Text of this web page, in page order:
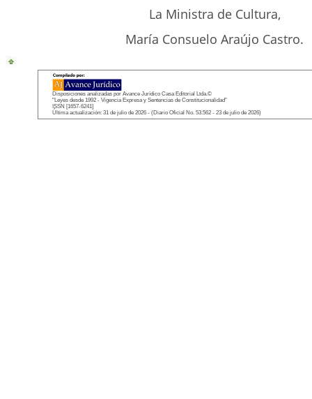
La Ministra de Cultura,
María Consuelo Araújo Castro.
Disposiciones analizadas por Avance Jurídico Casa Editorial Ltda.©
"Leyes desde 1992 - Vigencia Expresa y Sentencias de Constitucionalidad"
ISSN [1657-6241]
Última actualización: 31 de julio de 2026 - (Diario Oficial No. 53.562 - 23 de julio de 2026)